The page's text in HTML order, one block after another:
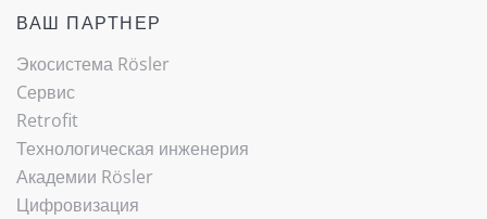
ВАШ ПАРТНЕР
Экосистема Rösler
Cервис
Retrofit
Технологическая инженерия
Академии Rösler
Цифровизация